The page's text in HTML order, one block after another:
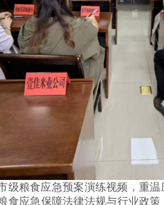
粮食应急预案演练视频，重温
食应急保障法律法规与行业政